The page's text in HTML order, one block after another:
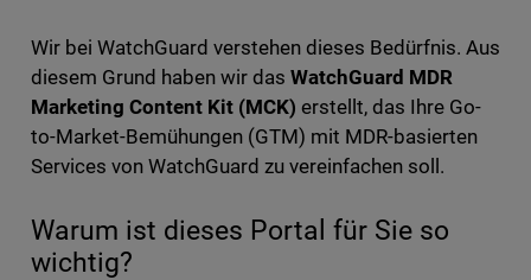
Wir bei WatchGuard verstehen dieses Bedürfnis. Aus
diesem Grund haben wir das WatchGuard MDR
Marketing Content Kit (MCK) erstellt, das Ihre Go-
to-Market-Bemühungen (GTM) mit MDR-basierten
Services von WatchGuard zu vereinfachen soll.
Warum ist dieses Portal für Sie so
wichtig?